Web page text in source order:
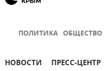
ПОЛИТИКА ОБЩЕСТВО
НОВОСТИ ПРЕСС-ЦЕНТР